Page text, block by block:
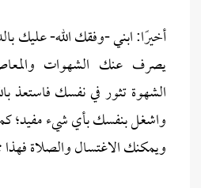
أخيرًا: ابني -وفقك الله- عليك
يصرف عنك الشهوات
الشهوة تثور في نفسك فاستعذ
واشغل بنفسك بأي شيء مفيد؛
ويمكنك الاغتسال والصلاة